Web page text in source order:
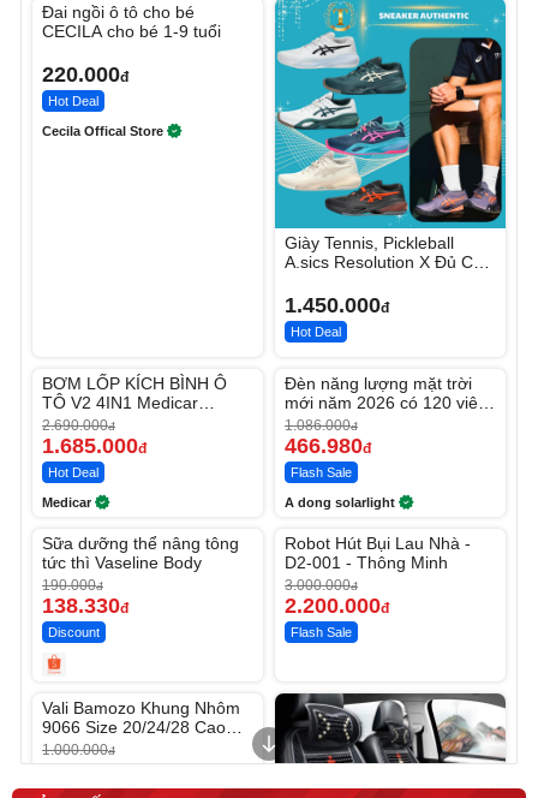
Đai ngồi ô tô cho bé
CECILA cho bé 1-9 tuổi
220.000đ
Hot Deal
Cecila Offical Store
Giày Tennis, Pickleball
A.sics Resolution X Đủ Các
1.450.000đ
Hot Deal
-37%
BƠM LỐP KÍCH BÌNH Ô
TÔ V2 4IN1 Medicar
12.000mAh
2.690.000đ
1.685.000đ
Hot Deal
Medicar
-56%
Đèn năng lượng mặt trời
mới năm 2026 có 120 viên
LED lớn
1.086.000đ
466.980đ
Flash Sale
A dong solarlight
-27%
Sữa dưỡng thể nâng tông
tức thì Vaseline Body
190.000đ
138.330đ
Discount
-26%
Robot Hút Bụi Lau Nhà -
D2-001 - Thông Minh
3.000.000đ
2.200.000đ
Flash Sale
Vali Bamozo Khung Nhôm
9066 Size 20/24/28 Cao
Cấp
1.000.000đ
825.000